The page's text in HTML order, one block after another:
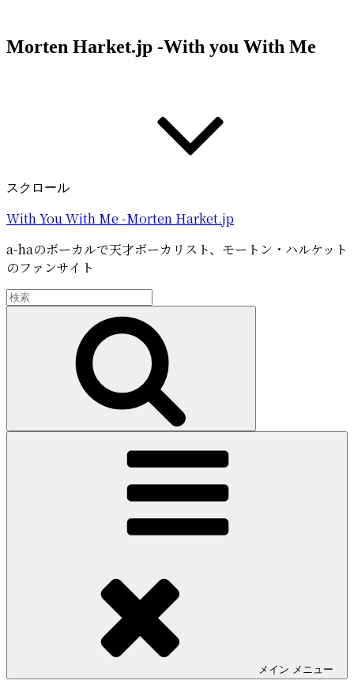
テ
Morten Harket.jp -With you With Me
スクロール
With You With Me -Morten Harket.jp
a-haのボーカルで天才ボーカリスト、モートン・ハルケット
のファンサイト
検
索:
メイン メニュー